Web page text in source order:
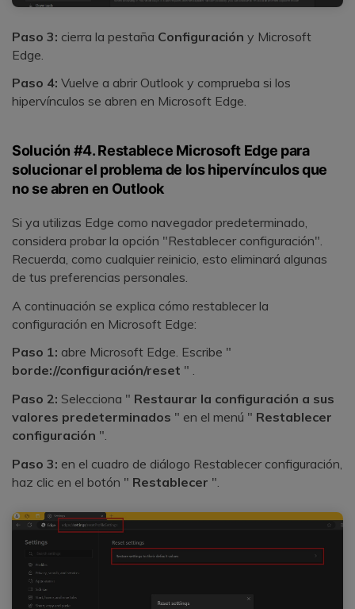
Paso 3: cierra la pestaña Configuración y Microsoft
Edge.
Paso 4: Vuelve a abrir Outlook y comprueba si los
hipervínculos se abren en Microsoft Edge.
Solución #4. Restablece Microsoft Edge para
solucionar el problema de los hipervínculos que
no se abren en Outlook
Si ya utilizas Edge como navegador predeterminado,
considera probar la opción "Restablecer configuración".
Recuerda, como cualquier reinicio, esto eliminará algunas
de tus preferencias personales.
A continuación se explica cómo restablecer la
configuración en Microsoft Edge:
Paso 1: abre Microsoft Edge. Escribe "
borde://configuración/reset " .
Paso 2: Selecciona " Restaurar la configuración a sus
valores predeterminados " en el menú " Restablecer
configuración ".
Paso 3: en el cuadro de diálogo Restablecer configuración,
haz clic en el botón " Restablecer ".